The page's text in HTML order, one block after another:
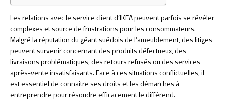
Les relations avec le service client d’IKEA peuvent parfois se révéler
complexes et source de frustrations pour les consommateurs.
Malgré la réputation du géant suédois de l’ameublement, des litiges
peuvent survenir concernant des produits défectueux, des
livraisons problématiques, des retours refusés ou des services
après-vente insatisfaisants. Face à ces situations conflictuelles, il
est essentiel de connaître ses droits et les démarches à
entreprendre pour résoudre efficacement le différend.